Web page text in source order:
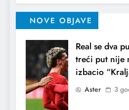
NOVE OBJAVE
Real se dva
treći put nije
izbacio
Aster 3